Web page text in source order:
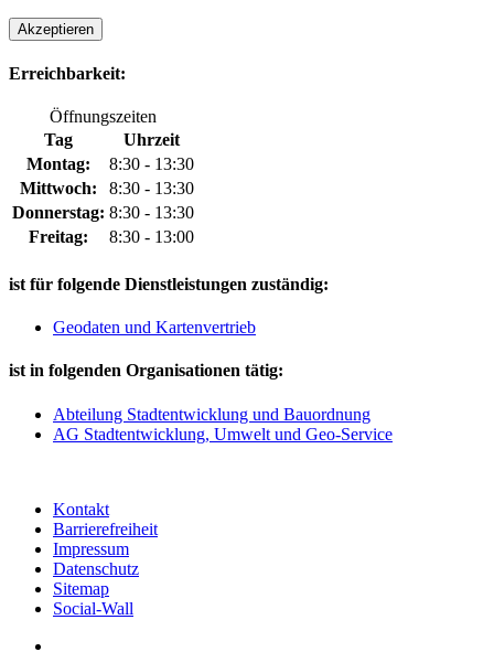
Akzeptieren
Erreichbarkeit:
Öffnungszeiten
Tag
Uhrzeit
Montag:
8:30 - 13:30
Mittwoch:
8:30 - 13:30
Donnerstag: 8:30 - 13:30
Freitag:
8:30 - 13:00
ist für folgende Dienstleistungen zuständig:
Geodaten und Kartenvertrieb
ist in folgenden Organisationen tätig:
Abteilung Stadtentwicklung und Bauordnung
AG Stadtentwicklung, Umwelt und Geo-Service
Kontakt
Barrierefreiheit
Impressum
Datenschutz
Sitemap
Social-Wall